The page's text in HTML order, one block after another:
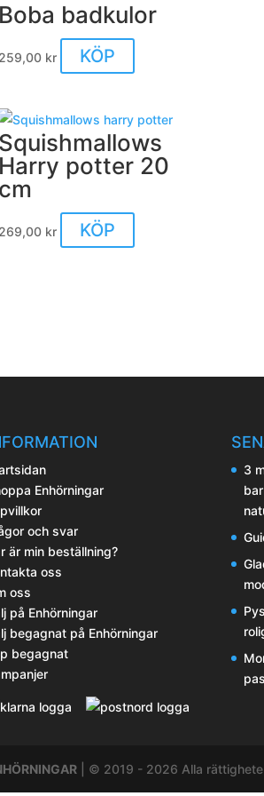
på
Boba badkulor
259,00 kr KÖP
Squishmallows
Harry potter 20
cm
269,00 kr KÖP
här
Enhörningar
och svar
är min beställning?
oss
oss
på Enhörningar
begagnat på Enhörningar
begagnat
3
| © 2019 - 2026 Alla